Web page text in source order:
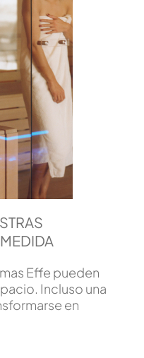
Effe pueden
Incluso una
en